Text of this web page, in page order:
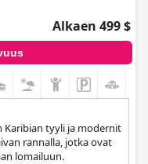
Alkaen 499 $
Karibian tyyli ja modernit
rannalla, jotka ovat
lomailuun.